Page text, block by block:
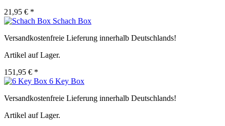
21,95 € *
Schach Box
Versandkostenfreie Lieferung innerhalb Deutschlands!
Artikel auf Lager.
151,95 € *
6 Key Box
Versandkostenfreie Lieferung innerhalb Deutschlands!
Artikel auf Lager.